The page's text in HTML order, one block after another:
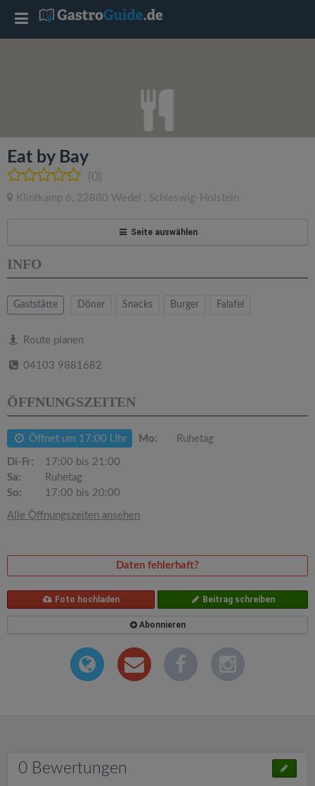
Eat by Bay
(0)
Klintkamp 6, 22880 Wedel , Schleswig-Holstein
Seite auswählen
INFO
Gaststätte Döner Snacks Burger Falafel
Route planen
04103 9881682
ÖFFNUNGSZEITEN
Öffnet um 17:00 Uhr Mo: Ruhetag
Di-Fr:
17:00 bis 21:00
Sa:
Ruhetag
So:
17:00 bis 20:00
Alle Öffnungszeiten ansehen
Daten fehlerhaft?
Foto hochladen Beitrag schreiben
Abonnieren
0 Bewertungen
T
l
e
a
v
a
t
n